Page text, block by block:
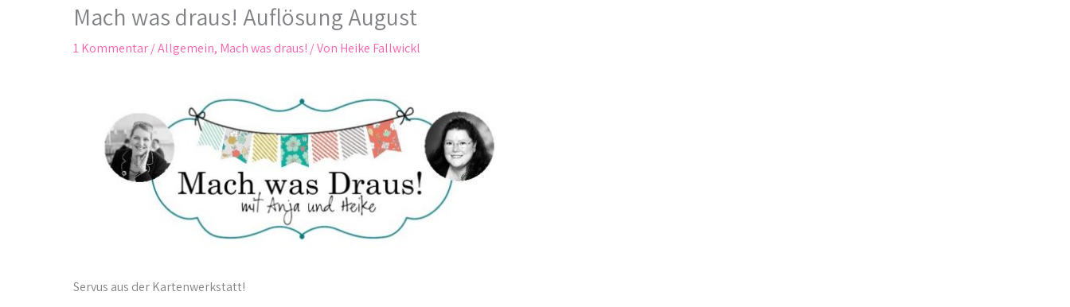
Mach was draus! Auflösung August
1 Kommentar/Allgemein, Mach was draus! / Von Heike Fallwickl
Servus aus der Kartenwerkstatt!